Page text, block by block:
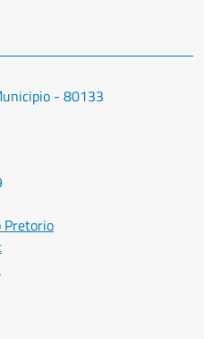
- 80133
Pretorio